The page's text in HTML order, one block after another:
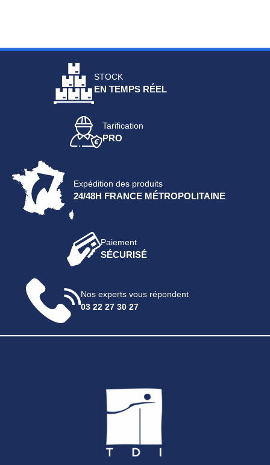
STOCK
EN TEMPS RÉEL
Tarification
PRO
Expédition des produits
24/48H FRANCE MÉTROPOLITAINE
Paiement
SÉCURISÉ
Nos experts vous répondent
03 22 27 30 27